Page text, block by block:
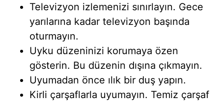
Televizyon izlemenizi sınırlayın. Gece
yarılarına kadar televizyon başında
oturmayın.
Uyku düzeninizi korumaya özen
gösterin. Bu düzenin dışına çıkmayın.
Uyumadan önce ılık bir duş yapın.
Kirli çarşaflarla uyumayın. Temiz çarşaf